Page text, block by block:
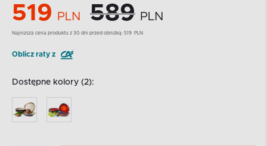
519 PLN 589 PLN
Najnizsza cena produktu z 30 dni przed obniżką: 519 PLN
Oblicz raty z
Dostępne kolory (2):